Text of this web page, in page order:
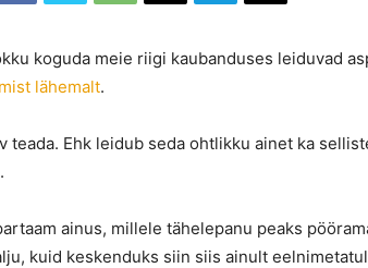
koguda meie riigi kaubanduses leiduvad
lähemalt.
teada. Ehk leidub seda ohtlikku ainet ka
ainus, millele tähelepanu peaks
kuid keskenduks siin siis ainult